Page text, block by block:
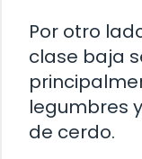
Por otro
clase baja
legumbres
de cerdo.